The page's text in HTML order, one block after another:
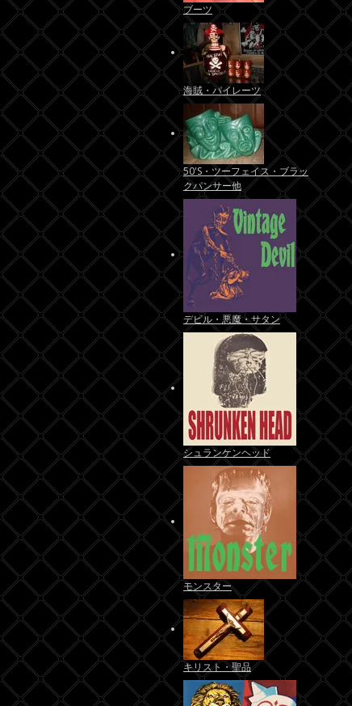
ブーツ
海賊・パイレーツ
50'S・ツーフェイス・ブラッ
クパンサー他
デビル・悪魔・サタン
シュランケンヘッド
モンスター
キリスト・聖品